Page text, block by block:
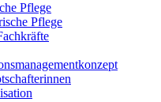
Pflege
Pflege